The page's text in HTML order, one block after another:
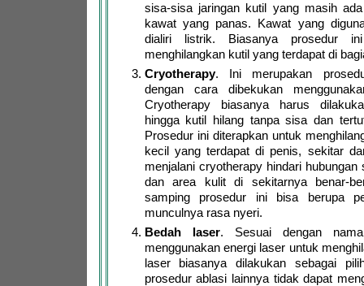
sisa-sisa jaringan kutil yang masih
kawat yang panas. Kawat yang
dialiri listrik. Biasanya prosedur
menghilangkan kutil yang terdapat di
Cryotherapy. Ini merupakan
dengan cara dibekukan
Cryotherapy biasanya harus
hingga kutil hilang tanpa sisa dan
Prosedur ini diterapkan untuk
kecil yang terdapat di penis, sekitar
menjalani cryotherapy hindari hubungan
dan area kulit di sekitarnya benar-
samping prosedur ini bisa berupa
munculnya rasa nyeri.
Bedah laser. Sesuai dengan
menggunakan energi laser untuk
laser biasanya dilakukan sebagai
prosedur ablasi lainnya tidak dapat